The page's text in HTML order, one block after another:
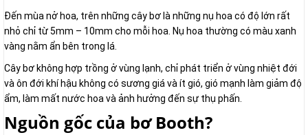
Đến mùa nở hoa, trên những cây bơ là những nụ hoa có độ lớn rất
nhỏ chỉ từ 5mm – 10mm cho mỗi hoa. Nụ hoa thường có màu xanh
vàng nằm ẩn bên trong lá.
Cây bơ không hợp trồng ở vùng lạnh, chỉ phát triển ở vùng nhiệt đới
và ôn đới khí hậu không có sương giá và ít gió, gió mạnh làm giảm độ
ẩm, làm mất nước hoa và ảnh hưởng đến sự thụ phấn.
Nguồn gốc của bơ Booth?